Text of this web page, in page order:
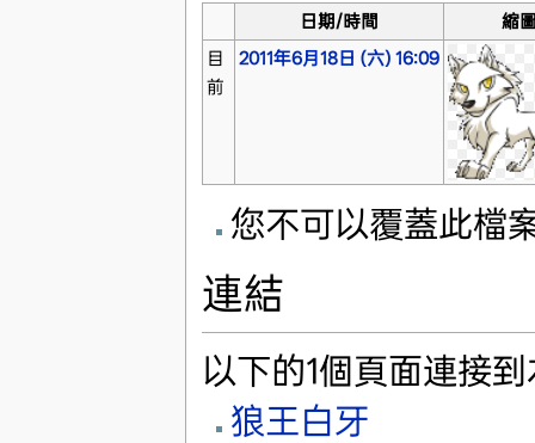
日期/時間
縮
目
前
2011年6月18日 (六) 16:09
您不可以覆蓋此檔
連結
以下的1個頁面連接
狼王白牙